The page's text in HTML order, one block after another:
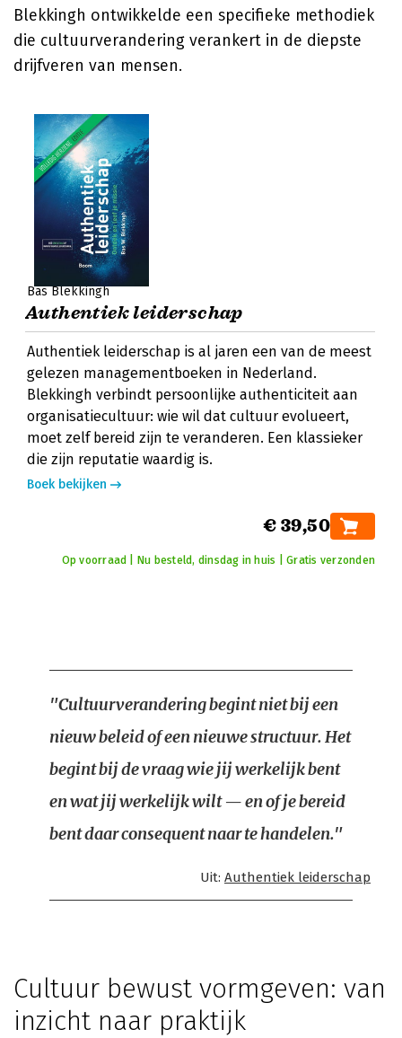
Blekkingh ontwikkelde een specifieke methodiek
die cultuurverandering verankert in de diepste
drijfveren van mensen.
Bas Blekkingh
Authentiek leiderschap
Authentiek leiderschap is al jaren een van de meest
gelezen managementboeken in Nederland.
Blekkingh verbindt persoonlijke authenticiteit aan
organisatiecultuur: wie wil dat cultuur evolueert,
moet zelf bereid zijn te veranderen. Een klassieker
die zijn reputatie waardig is.
Boek bekijken
€ 39,50
Op voorraad | Nu besteld, dinsdag in huis | Gratis verzonden
"Cultuurverandering begint niet bij een
nieuw beleid of een nieuwe structuur. Het
begint bij de vraag wie jij werkelijk bent
en wat jij werkelijk wilt — en of je bereid
bent daar consequent naar te handelen."
Uit: Authentiek leiderschap
Cultuur bewust vormgeven: van
inzicht naar praktijk